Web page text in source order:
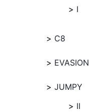
I
C8
EVASION
JUMPY
II